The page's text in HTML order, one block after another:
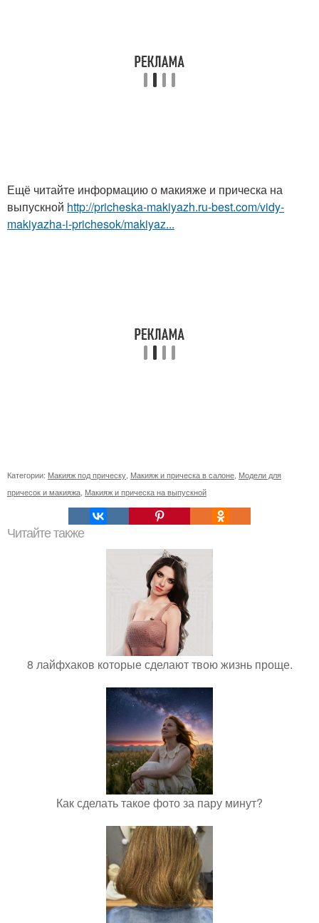
Ещё читайте информацию о макияже и прическа на
выпускной http://pricheska-makiyazh.ru-best.com/vidy-
makiyazha-i-prichesok/makiyaz...
Категории: Макияж под прическу Макияж и прическа в салоне Модели для
причесок и макияжа Макияж и прическа на выпускной
Читайте также
8 лайфхаков которые сделают твою жизнь проще.
Как сделать такое фото за пару минут?